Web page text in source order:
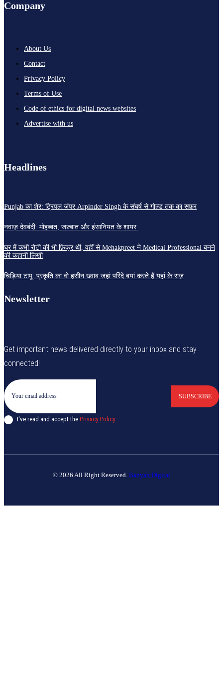
Company
About Us
Contact
Privacy Policy
Terms of Use
Code of ethics for digital news websites
Advertise with us
Headlines
Punjab का शेर: ट्रिपल जंपर Arpinder Singh के संघर्ष से गोल्ड तक का सफ़र
नवाज़ देवबंदी: मोहब्बत, जज़्बात और इंसानियत के शायर
घर में कभी रोटी की भी फ़िक्र थी, वहीं से Mehakpreet ने Medical Professional बनने
की कहानी लिखी
चिड़िया टापू: प्रकृति का वो हसीन ख्वाब जहां परिंदे बयां करते हैं यहां के राज़
Newsletter
Get important news delivered directly to your inbox and stay
connected!
SUBSCRIBE
I've read and accept the Privacy Policy.
© 2026 All Right Reserved. Banyan Digital